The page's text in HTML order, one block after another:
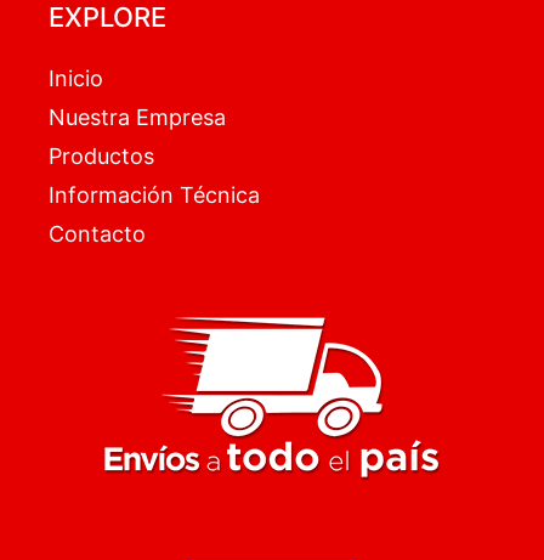
EXPLORE
Inicio
Nuestra Empresa
Productos
Información Técnica
Contacto